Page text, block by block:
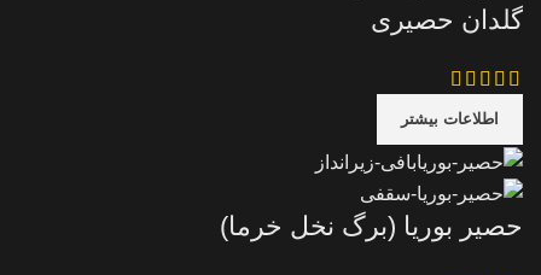
گلدان حصیری
اطلاعات بیشتر
حصیر بوریا (برگ نخل خرما)